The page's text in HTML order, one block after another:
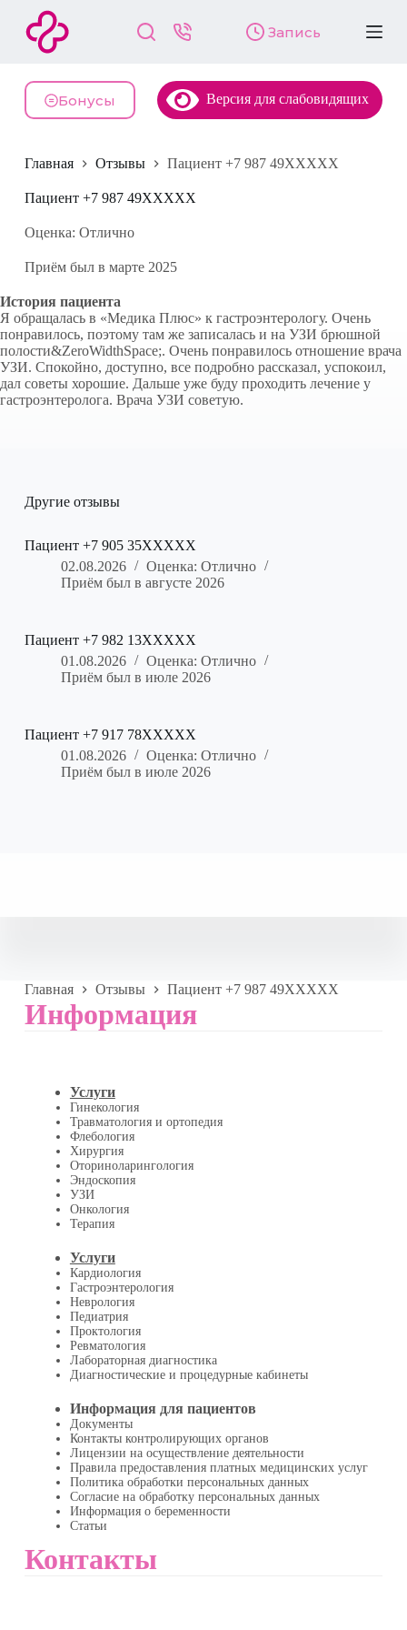
й
и
у
и
Запись
Бонусы Версия для слабовидящих
Главная Отзывы Пациент +7 987 49XXXXX
Пациент +7 987 49XXXXX
Оценка: Отлично
Приём был в марте 2025
История пациента
Я обращалась в «Медика Плюс» к гастроэнтерологу. Очень
понравилось, поэтому там же записалась и на УЗИ брюшной
полости&ZeroWidthSpace;. Очень понравилось отношение врача
УЗИ. Спокойно, доступно, все подробно рассказал, успокоил,
дал советы хорошие. Дальше уже буду проходить лечение у
гастроэнтеролога. Врача УЗИ советую.
Другие отзывы
Пациент +7 905 35XXXXX
02.08.2026
Оценка: Отлично
Приём был в августе 2026
Пациент +7 982 13XXXXX
01.08.2026
Оценка: Отлично
Приём был в июле 2026
Пациент +7 917 78XXXXX
01.08.2026
Оценка: Отлично
Приём был в июле 2026
Главная Отзывы Пациент +7 987 49XXXXX
Информация
Услуги
Гинекология
Травматология и ортопедия
Флебология
Хирургия
Оториноларингология
Эндоскопия
УЗИ
Онкология
Терапия
Услуги
Кардиология
Гастроэнтерология
Неврология
Педиатрия
Проктология
Ревматология
Лабораторная диагностика
Диагностические и процедурные кабинеты
Информация для пациентов
Документы
Контакты контролирующих органов
Лицензии на осуществление деятельности
Правила предоставления платных медицинских услуг
Политика обработки персональных данных
Согласие на обработку персональных данных
Информация о беременности
Статьи
Контакты